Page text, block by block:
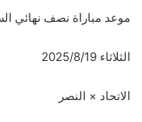
موعد مباراة نصف نهائي
الثلاثاء 2025/8/19
الاتحاد × النصر